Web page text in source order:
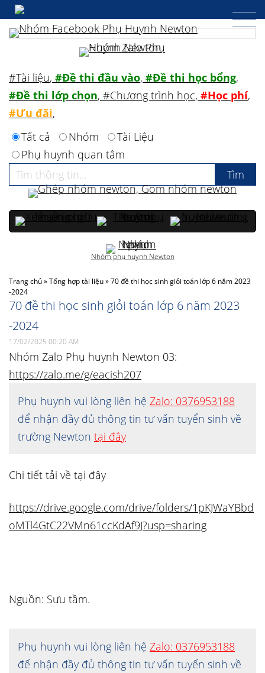
Trang chủ»Tổng hợp tài liệu»70 đề thi học sinh giỏi toán lớp 6 năm 2023
-2024
70 đề thi học sinh giỏi toán lớp 6 năm 2023
-2024
17/02/2025 00:20 AM
Nhóm Zalo Phụ huynh Newton 03:
https://zalo.me/g/eacish207
Phụ huynh vui lòng liên hệ Zalo: 0376953188
để nhận đầy đủ thông tin tư vấn tuyển sinh về
trường Newton tại đây
Chi tiết tải về tại đây
https://drive.google.com/drive/folders/1pKJWaYBbd
oMTl4GtC22VMn61ccKdAf9J?usp=sharing
Nguồn: Sưu tầm.
Phụ huynh vui lòng liên hệ Zalo: 0376953188
để nhận đầy đủ thông tin tư vấn tuyển sinh về
#Tài liệu, #Đề thi đầu vào, #Đề thi học bổng,
#Đề thi lớp chọn, #Chương trình học, #Học phí,
#Ưu đãi,
Tất cả
Nhóm
Tài Liệu
Phụ huynh quan tâm
Nhóm phụ huynh Newton